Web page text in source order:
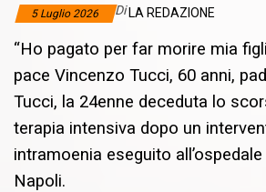
5 Luglio 2026 DiLA REDAZIONE
“Ho pagato per far morire mia
pace Vincenzo Tucci, 60 anni,
Tucci, la 24enne deceduta lo
terapia intensiva dopo un
intramoenia eseguito
Napoli.